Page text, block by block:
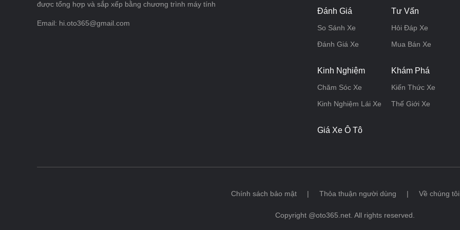
được tổng hợp và sắp xếp bằng chương trình máy tính
Email: hi.oto365@gmail.com
Đánh Giá
So Sánh Xe
Đánh Giá Xe
Tư Vấn
Hỏi Đáp Xe
Mua Bán Xe
Kinh Nghiệm
Chăm Sóc Xe
Kinh Nghiệm Lái Xe
Khám Phá
Kiến Thức Xe
Thế Giới Xe
Giá Xe Ô Tô
Chính sách bảo mật | Thỏa thuận người dùng | Về chúng tôi
Copyright @oto365.net. All rights reserved.